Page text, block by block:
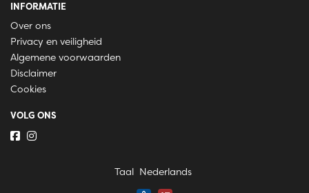
INFORMATIE
Over ons
Privacy en veiligheid
Algemene voorwaarden
Disclaimer
Cookies
VOLG ONS
Taal